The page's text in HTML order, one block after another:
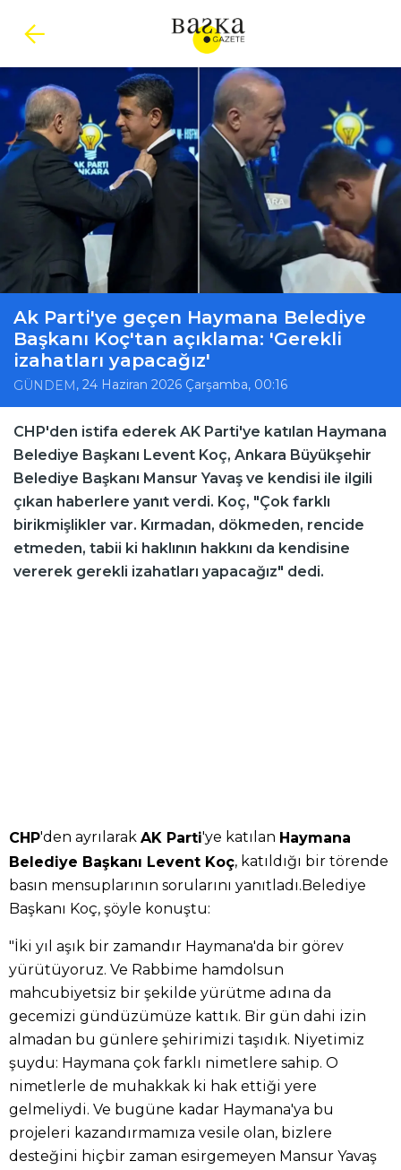
Ak Parti'ye geçen Haymana Belediye
Başkanı Koç'tan açıklama: 'Gerekli
izahatları yapacağız'
GÜNDEM , 24 Haziran 2026 Çarşamba, 00:16
CHP'den istifa ederek AK Parti'ye katılan Haymana
Belediye Başkanı Levent Koç, Ankara Büyükşehir
Belediye Başkanı Mansur Yavaş ve kendisi ile ilgili
çıkan haberlere yanıt verdi. Koç, "Çok farklı
birikmişlikler var. Kırmadan, dökmeden, rencide
etmeden, tabii ki haklının hakkını da kendisine
vererek gerekli izahatları yapacağız" dedi.
CHP'den ayrılarak AK Parti'ye katılan Haymana
Belediye Başkanı Levent Koç, katıldığı bir törende
basın mensuplarının sorularını yanıtladı.Belediye
Başkanı Koç, şöyle konuştu:
"İki yıl aşık bir zamandır Haymana'da bir görev
yürütüyoruz. Ve Rabbime hamdolsun
mahcubiyetsiz bir şekilde yürütme adına da
gecemizi gündüzümüze kattık. Bir gün dahi izin
almadan bu günlere şehirimizi taşıdık. Niyetimiz
şuydu: Haymana çok farklı nimetlere sahip. O
nimetlerle de muhakkak ki hak ettiği yere
gelmeliydi. Ve bugüne kadar Haymana'ya bu
projeleri kazandırmamıza vesile olan, bizlere
desteğini hiçbir zaman esirgemeyen Mansur Yavaş